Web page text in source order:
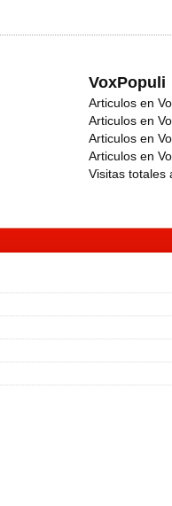
VoxPopuli
Articulos en
Articulos en
Articulos en
Articulos en
Visitas totales